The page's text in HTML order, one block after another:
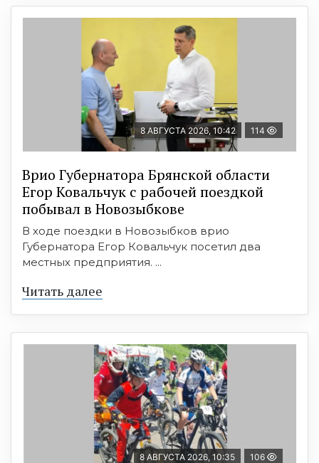
8 АВГУСТА 2026, 10:42 114
Врио Губернатора Брянской области
Егор Ковальчук с рабочей поездкой
побывал в Новозыбкове
В ходе поездки в Новозыбков врио
Губернатора Егор Ковальчук посетил два
местных предприятия. ...
Читать далее
8 АВГУСТА 2026, 10:35 106